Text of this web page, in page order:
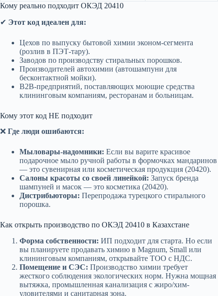
Кому реально подходит ОКЭД 20410
✔ Этот код идеален для:
Цехов по выпуску бытовой химии эконом-сегмента
(розлив в ПЭТ-тару).
Заводов по производству стиральных порошков.
Производителей автохимии (автошампуни для
бесконтактной мойки).
B2B-предприятий, поставляющих моющие средства
клининговым компаниям, ресторанам и больницам.
Кому этот код НЕ подходит
❌ Где люди ошибаются:
Мыловары-надомники: Если вы варите красивое
подарочное мыло ручной работы в формочках мандаринов
— это сувенирная или косметическая продукция (20420).
Салоны красоты со своей линейкой: Запуск бренда
шампуней и масок — это косметика (20420).
Дистрибьюторы: Перепродажа турецкого стирального
порошка.
Как открыть производство по ОКЭД 20410 в Казахстане
Форма собственности: ИП подходит для старта. Но если
вы планируете продавать химию в Magnum, Small или
клининговым компаниям, открывайте ТОО с НДС.
Помещение и СЭС: Производство химии требует
жесткого соблюдения экологических норм. Нужна мощная
вытяжка, промышленная канализация с жиро/хим-
уловителями и санитарная зона.